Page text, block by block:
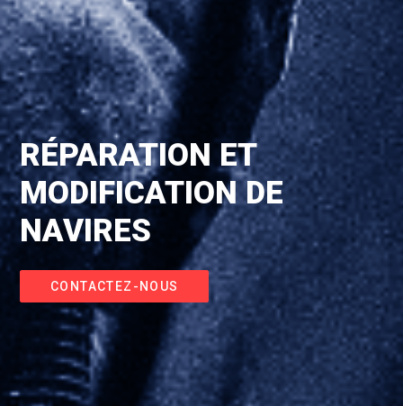
RÉPARATION ET
MODIFICATION DE
NAVIRES
CONTACTEZ-NOUS